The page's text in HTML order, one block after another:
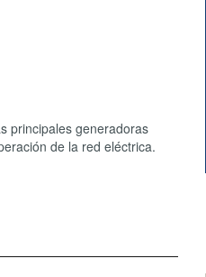
principales generadoras
de la red eléctrica.